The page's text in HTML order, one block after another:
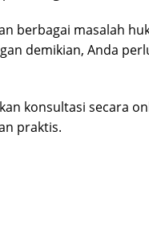
berbagai masalah
demikian, Anda
konsultasi secara
praktis.